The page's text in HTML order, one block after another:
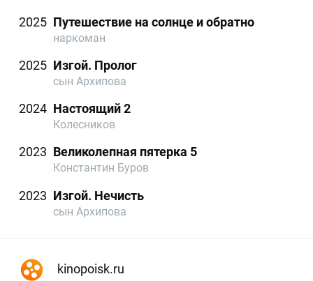
2025 Путешествие на солнце и обратно
наркоман
2025 Изгой. Пролог
сын Архипова
2024 Настоящий 2
Колесников
2023 Великолепная пятерка 5
Константин Буров
2023 Изгой. Нечисть
сын Архипова
kinopoisk.ru